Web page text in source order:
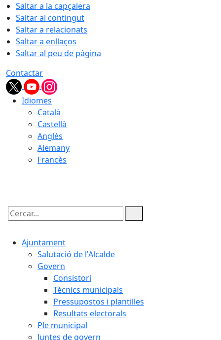
Saltar a la capçalera
Saltar al contingut
Saltar a relacionats
Saltar a enllaços
Saltar al peu de pàgina
Contactar
Idiomes
Català
Castellà
Anglès
Alemany
Francès
Cercar:
Ajuntament
Salutació de l'Alcalde
Govern
Consistori
Tècnics municipals
Pressupostos i plantilles
Resultats electorals
Ple municipal
Juntes de govern